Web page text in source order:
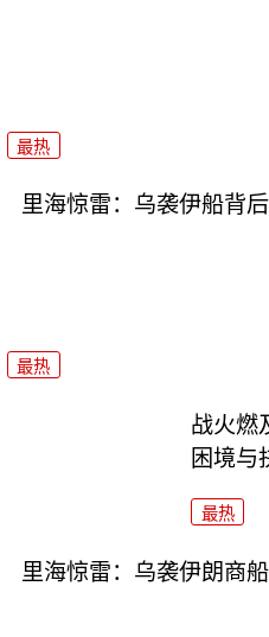
最热
里海惊雷：乌袭伊船背
最热
战火燃
困境与
最热
里海惊雷：乌袭伊朗商